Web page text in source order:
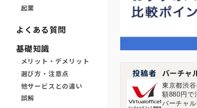
起業
よくある質問
基礎知識
メリット・デメリット
選び方・注意点
他サービスとの違い
誤解
投稿者 バーチャ
東京都渋
額880円で
バーチャ